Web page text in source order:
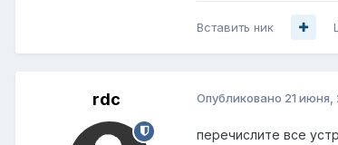
Вставить ник
rdc Опубликовано 21 июня,
перечислите все